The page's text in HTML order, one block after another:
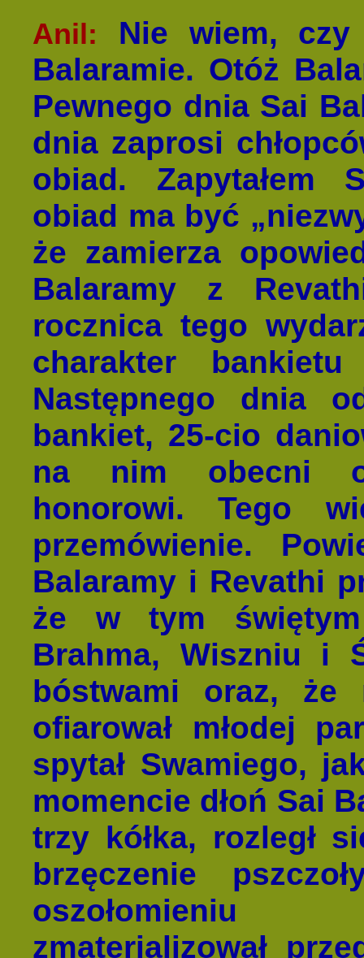
Anil:
Nie wiem, czy
Balaramie. Otóż
Pewnego dnia Sai
dnia zaprosi
obiad. Zapytałem
obiad ma być
że zamierza
Balaramy z
rocznica tego
charakter
Następnego dnia
bankiet, 25-cio
na nim obecni
honorowi. Tego
przemówienie.
Balaramy i Revathi
że w tym świętym
Brahma, Wiszniu i
bóstwami oraz, że
ofiarował młodej
spytał Swamiego,
momencie dłoń Sai
trzy kółka, rozległ
brzęczenie
oszołomieniu
zmaterializował